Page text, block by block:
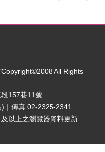
All Rights
157巷11號
)｜傳真:02-2325-2341
以上之瀏覽器資料更新: